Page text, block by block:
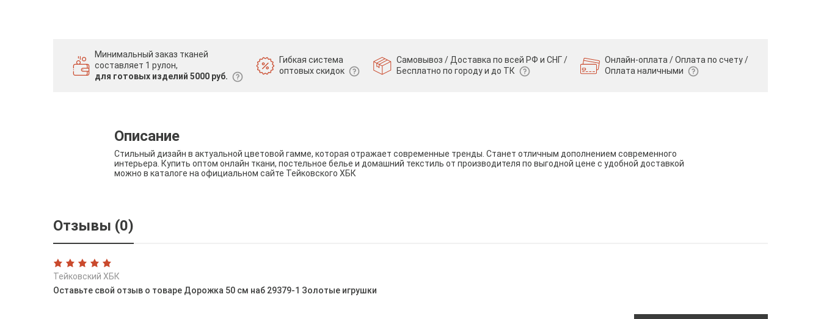
Минимальный заказ тканей
составляет 1 рулон,
для готовых изделий 5000 руб.
Гибкая система
оптовых скидок
Самовывоз / Доставка по всей РФ и СНГ /
Бесплатно по городу и до ТК
Онлайн-оплата / Оплата по счету /
Оплата наличными
Описание
Стильный дизайн в актуальной цветовой гамме, которая отражает современные тренды. Станет отличным дополнением современного
интерьера. Купить оптом онлайн ткани, постельное белье и домашний текстиль от производителя по выгодной цене с удобной доставкой
можно в каталоге на официальном сайте Тейковского ХБК
Отзывы (0)
Тейковский ХБК
Оставьте свой отзыв о товаре Дорожка 50 см наб 29379-1 Золотые игрушки